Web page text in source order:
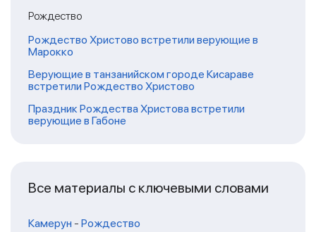
Рождество
Рождество Христово встретили верующие в
Марокко
Верующие в танзанийском городе Кисараве
встретили Рождество Христово
Праздник Рождества Христова встретили
верующие в Габоне
Все материалы с ключевыми словами
Камерун - Рождество